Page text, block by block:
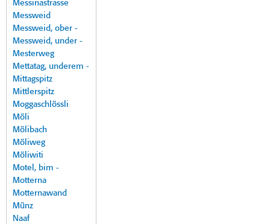
Messinastrasse
Messweid
Messweid, ober -
Messweid, under -
Mesterweg
Mettatag, underem -
Mittagspitz
Mittlerspitz
Moggaschlössli
Möli
Mölibach
Möliweg
Möliwiti
Motel, bim -
Motterna
Motternawand
Münz
Naaf